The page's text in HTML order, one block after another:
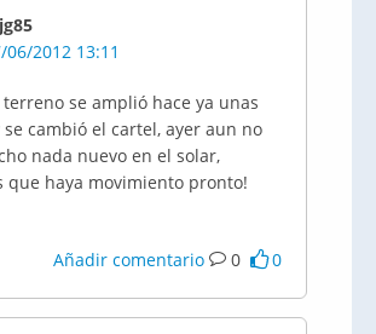
06/2012 13:11
terreno se amplió hace ya unas
se cambió el cartel, ayer aun no
nada nuevo en el solar,
que haya movimiento pronto!
Añadir comentario 0 0